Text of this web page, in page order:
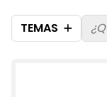
TEMAS